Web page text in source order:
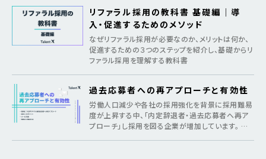
リファラル採用の教科書 基礎編｜導
入・促進するためのメソッド
なぜリファラル採用が必要なのか、メリットは何か、
促進するための３つのステップを紹介し、基礎からリ
ファラル採用を理解する教科書
過去応募者への再アプローチと有効性
労働人口減少や各社の採用強化を背景に採用難易
度が上昇する中、「内定辞退者・過去応募者へ再ア
プローチ」し採用を図る企業が増加しています。 そ